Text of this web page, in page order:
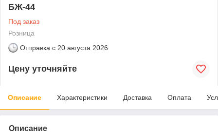
БЖ-44
Под заказ
Розница
Отправка с 20 августа 2026
Цену уточняйте
Описание Характеристики Доставка Оплата
Описание